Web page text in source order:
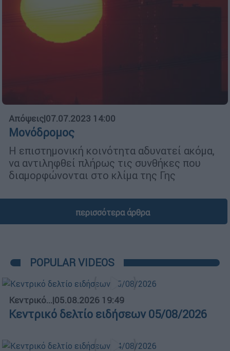
Απόψεις|07.07.2023 14:00
Μονόδρομος
H επιστημονική κοινότητα αδυνατεί ακόμα,
να αντιληφθεί πλήρως τις συνθήκες που
διαμορφώνονται στο κλίμα της Γης
περισσότερα άρθρα
POPULAR VIDEOS
Κεντρικό...|05.08.2026 19:49
Κεντρικό δελτίο ειδήσεων 05/08/2026